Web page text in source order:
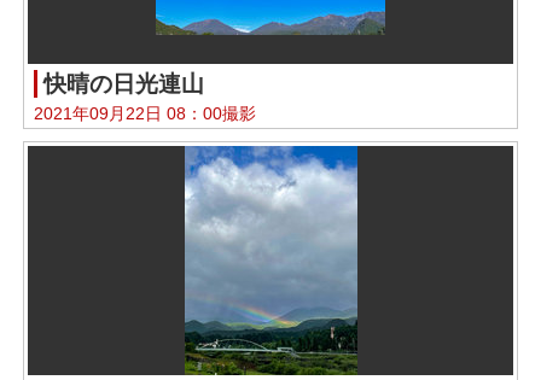
快晴の日光連山
2021年09月22日 08：00撮影